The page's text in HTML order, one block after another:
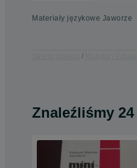
Materiały językowe Jaworze
Znaleźliśmy